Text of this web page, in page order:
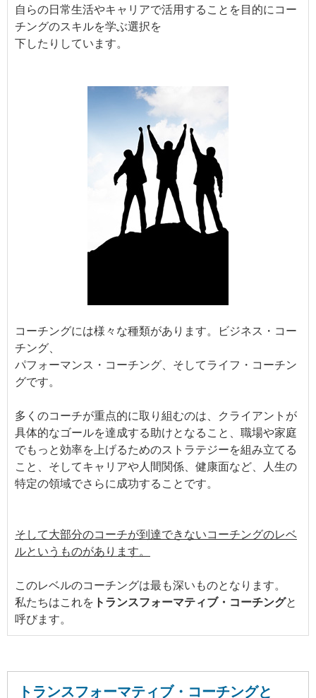
自らの日常生活やキャリアで活用することを目的にコー
チングのスキルを学ぶ選択を
下したりしています。
コーチングには様々な種類があります。ビジネス・コー
チング、
パフォーマンス・コーチング、そしてライフ・コーチン
グです。
多くのコーチが重点的に取り組むのは、クライアントが
具体的なゴールを達成する助けとなること、職場や家庭
でもっと効率を上げるためのストラテジーを組み立てる
こと、そしてキャリアや人間関係、健康面など、人生の
特定の領域でさらに成功することです。
そして大部分のコーチが到達できないコーチングのレベ
ルというものがあります。
このレベルのコーチングは最も深いものとなります。
私たちはこれを トランスフォーマティブ・コーチングと
呼びます。
トランスフォーマティブ・コーチングと